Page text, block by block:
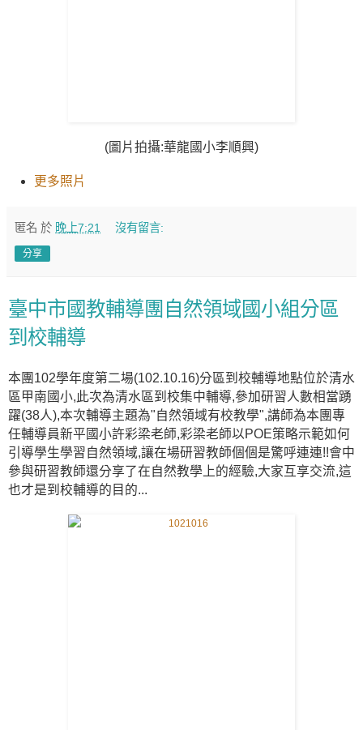
(圖片拍攝:華龍國小李順興)
更多照片
匿名 於 晚上7:21 沒有留言:
分享
臺中市國教輔導團自然領域國小組分區
到校輔導
本團102學年度第二場(102.10.16)分區到校輔導地點位於清水
區甲南國小,此次為清水區到校集中輔導,參加研習人數相當踴
躍(38人),本次輔導主題為"自然領域有校教學",講師為本團專
任輔導員新平國小許彩梁老師,彩梁老師以POE策略示範如何
引導學生學習自然領域,讓在場研習教師個個是驚呼連連!!會中
參與研習教師還分享了在自然教學上的經驗,大家互享交流,這
也才是到校輔導的目的...